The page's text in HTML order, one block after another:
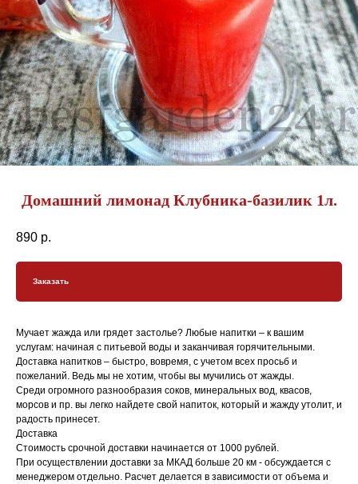
Домашний лимонад Клубника-базилик 1л.
890 р.
Заказать
Мучает жажда или грядет застолье? Любые напитки – к вашим
услугам: начиная с питьевой воды и заканчивая горячительными.
Доставка напитков – быстро, вовремя, с учетом всех просьб и
пожеланий. Ведь мы не хотим, чтобы вы мучились от жажды.
Среди огромного разнообразия соков, минеральных вод, квасов,
морсов и пр. вы легко найдете свой напиток, который и жажду утолит, и
радость принесет.
Доставка
Стоимость срочной доставки начинается от 1000 рублей.
При осуществлении доставки за МКАД больше 20 км - обсуждается с
менеджером отдельно. Расчет делается в зависимости от объема и